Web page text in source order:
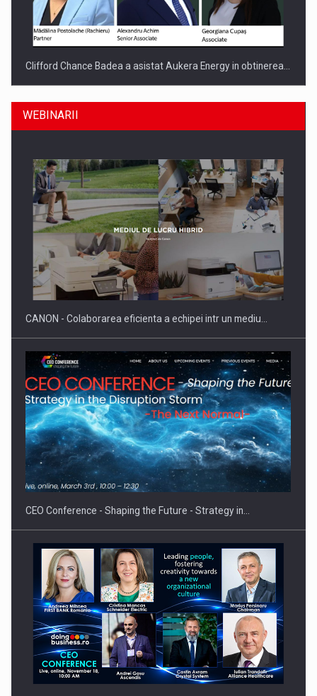
Clifford Chance Badea a asistat Aukera Energy in obtinerea…
SAPTE PERSONALITATI DIN MEDIUL DE AFACERI, ACADEMIC
SI INSTITUTIONAL…
Hard Enduro Piatra Craiului 2026, fueled by benzinariile RO…
WEBINARII
CANON - Colaborarea eficienta a echipei intr un mediu…
CEO Conference - Shaping the Future - Strategy in…